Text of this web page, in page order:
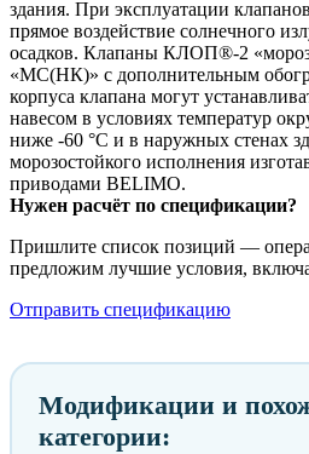
здания. При эксплуатации
прямое воздействие солнечного
осадков. Клапаны КЛОП®-2
«МС(НК)» с дополнительным
корпуса клапана могут
навесом в условиях температур
ниже -60 °С и в наружных стенах
морозостойкого исполнения
приводами BELIMO.
Нужен расчёт по спецификации?
Пришлите список позиций —
предложим лучшие условия,
Отправить спецификацию
Модификации и
категории: